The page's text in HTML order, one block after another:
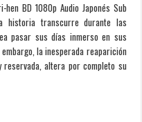
BD 1080p Audio Japonés Sub
historia transcurre durante las
pasar sus días inmerso en sus
la inesperada reaparición
altera por completo su